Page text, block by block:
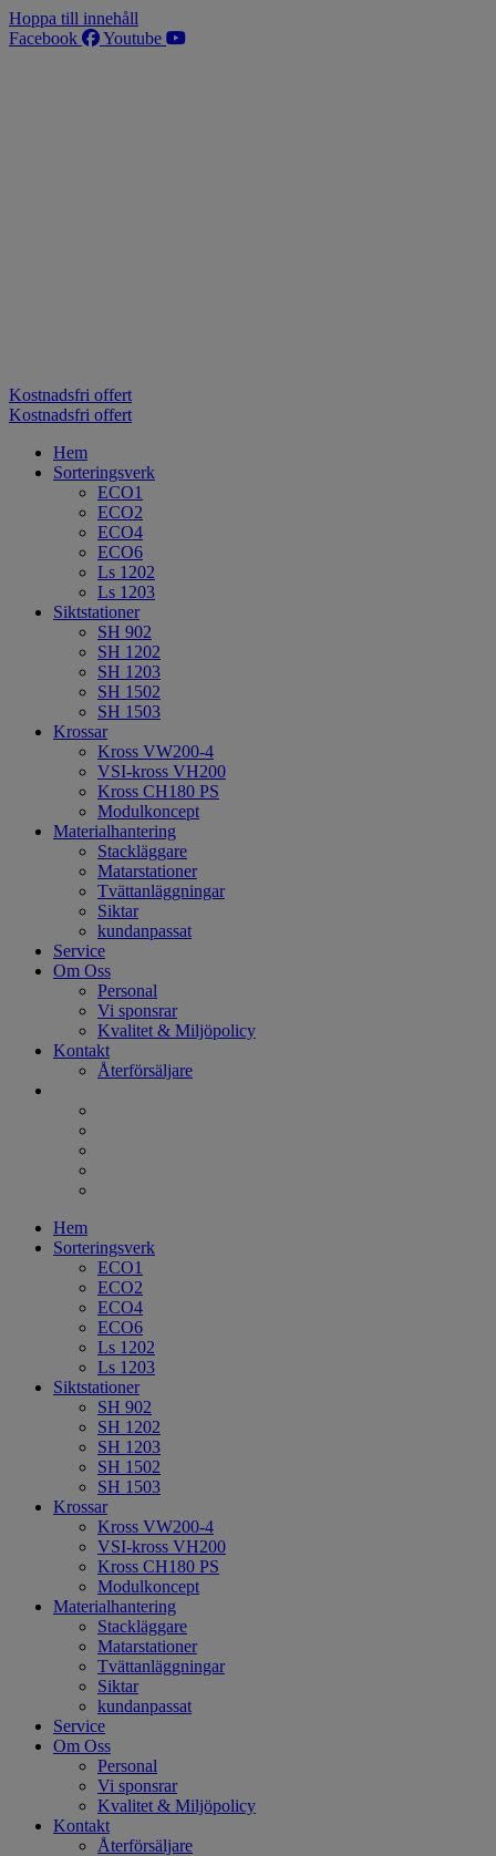
Hoppa till innehåll
Facebook
Youtube
Kostnadsfri offert
Kostnadsfri offert
Hem
Sorteringsverk
ECO1
ECO2
ECO4
ECO6
Ls 1202
Ls 1203
Siktstationer
SH 902
SH 1202
SH 1203
SH 1502
SH 1503
Krossar
Kross VW200-4
VSI-kross VH200
Kross CH180 PS
Modulkoncept
Materialhantering
Stackläggare
Matarstationer
Tvättanläggningar
Siktar
kundanpassat
Service
Om Oss
Personal
Vi sponsrar
Kvalitet & Miljöpolicy
Kontakt
Återförsäljare
Hem
Sorteringsverk
ECO1
ECO2
ECO4
ECO6
Ls 1202
Ls 1203
Siktstationer
SH 902
SH 1202
SH 1203
SH 1502
SH 1503
Krossar
Kross VW200-4
VSI-kross VH200
Kross CH180 PS
Modulkoncept
Materialhantering
Stackläggare
Matarstationer
Tvättanläggningar
Siktar
kundanpassat
Service
Om Oss
Personal
Vi sponsrar
Kvalitet & Miljöpolicy
Kontakt
Återförsäljare